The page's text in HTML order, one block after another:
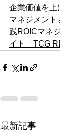
企業価値を上
マネジメン
践ROICマネ
イト「TCG
最新記事